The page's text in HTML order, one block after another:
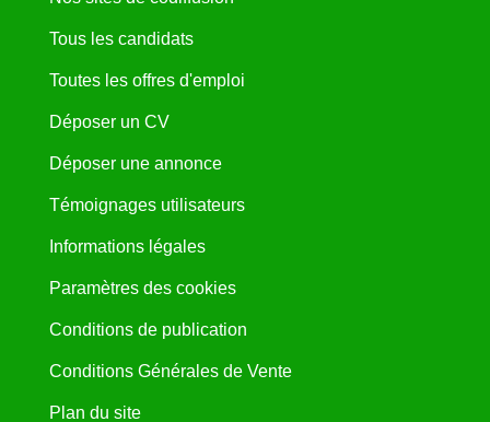
Tous les candidats
Toutes les offres d'emploi
Déposer un CV
Déposer une annonce
Témoignages utilisateurs
Informations légales
Paramètres des cookies
Conditions de publication
Conditions Générales de Vente
Plan du site